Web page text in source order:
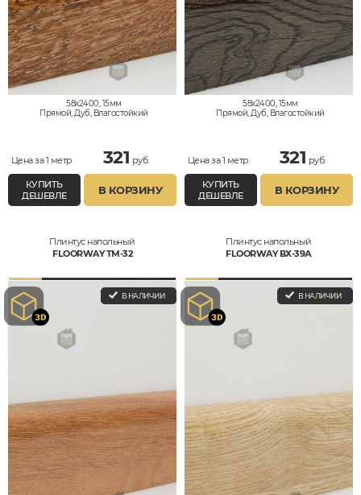
58x2400, 15мм
Прямой, Дуб, Влагостойкий
Цена за 1 метр 321 руб.
КУПИТЬ
ДЕШЕВЛЕ
В КОРЗИНУ
58x2400, 15мм
Прямой, Дуб, Влагостойкий
Цена за 1 метр 321 руб.
КУПИТЬ
ДЕШЕВЛЕ
В КОРЗИНУ
Плинтус напольный
FLOORWAY ТМ-32
В НАЛИЧИИ
Плинтус напольный
FLOORWAY ВХ-39А
В НАЛИЧИИ